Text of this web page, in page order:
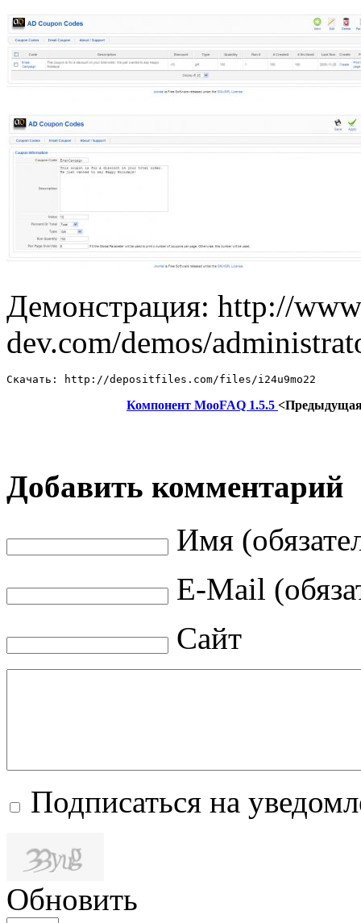
Демонстрация: http://
dev.com/demos/
Скачать: http://depositfiles.com/files/i24u9mo22
Компонент MooFAQ 1.5.5
Добавить комментарий
Имя
E-Mail
Сайт
Подписаться на
Обновить